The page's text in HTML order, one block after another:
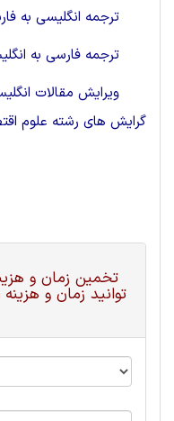
ترجمه انگلیسی به
ترجمه فارسی به
ویرایش مقالات
گرایش های رشته علوم
تخمین زمان و
توانید زمان و